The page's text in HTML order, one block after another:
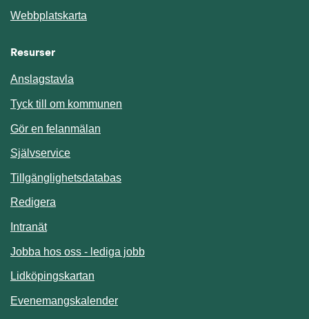
Webbplatskarta
Resurser
Anslagstavla
Tyck till om kommunen
Gör en felanmälan
SjälvserviceLänk till annan webbplats.
TillgänglighetsdatabasLänk till annan webbplats.
Redigera
IntranätLänk till annan webbplats.
Jobba hos oss - lediga jobb
Lidköpingskartan
EvenemangskalenderLänk till annan webbplats.